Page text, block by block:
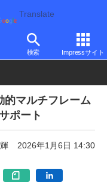
Translate
検索 Impressサイト
的マルチフレーム
ポート
2026年1月6日 14:30